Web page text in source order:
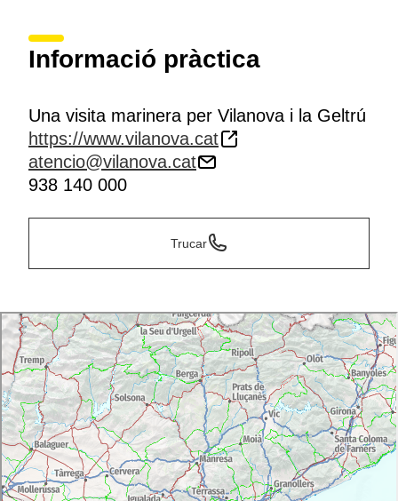
Informació pràctica
Una visita marinera per Vilanova i la Geltrú
https://www.vilanova.cat
atencio@vilanova.cat
938 140 000
Trucar